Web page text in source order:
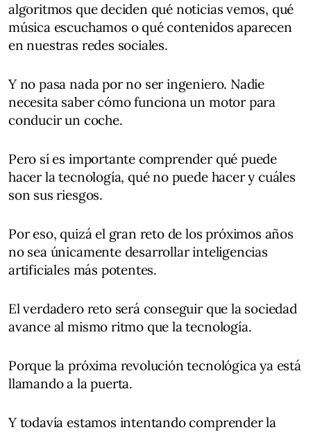
algoritmos que deciden qué noticias vemos, qué
música escuchamos o qué contenidos aparecen
en nuestras redes sociales.
Y no pasa nada por no ser ingeniero. Nadie
necesita saber cómo funciona un motor para
conducir un coche.
Pero sí es importante comprender qué puede
hacer la tecnología, qué no puede hacer y cuáles
son sus riesgos.
Por eso, quizá el gran reto de los próximos años
no sea únicamente desarrollar inteligencias
artificiales más potentes.
El verdadero reto será conseguir que la sociedad
avance al mismo ritmo que la tecnología.
Porque la próxima revolución tecnológica ya está
llamando a la puerta.
Y todavía estamos intentando comprender la